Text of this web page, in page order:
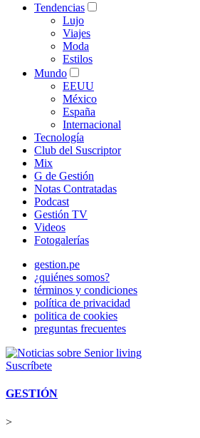
Tendencias
Lujo
Viajes
Moda
Estilos
Mundo
EEUU
México
España
Internacional
Tecnología
Club del Suscriptor
Mix
G de Gestión
Notas Contratadas
Podcast
Gestión TV
Videos
Fotogalerías
gestion.pe
¿quiénes somos?
términos y condiciones
política de privacidad
politica de cookies
preguntas frecuentes
Suscríbete
GESTIÓN
>